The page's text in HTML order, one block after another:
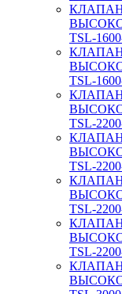
TSL-
TSL-
TSL-
TSL-
TSL-
TSL-